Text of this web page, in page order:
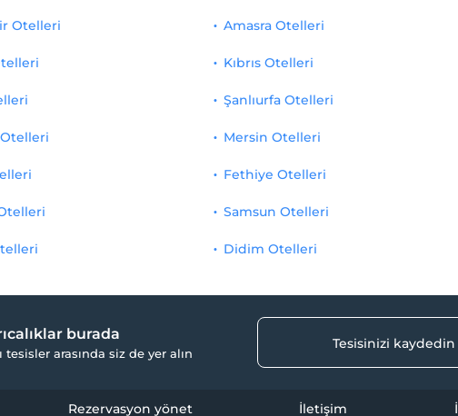
Otelleri Amasra Otelleri
Kıbrıs Otelleri
Şanlıurfa Otelleri
Mersin Otelleri
Fethiye Otelleri
Samsun Otelleri
Didim Otelleri
burada
tesisler arasında siz de yer alın
Tesisinizi kaydedin
Rezervasyon yönet İletişim